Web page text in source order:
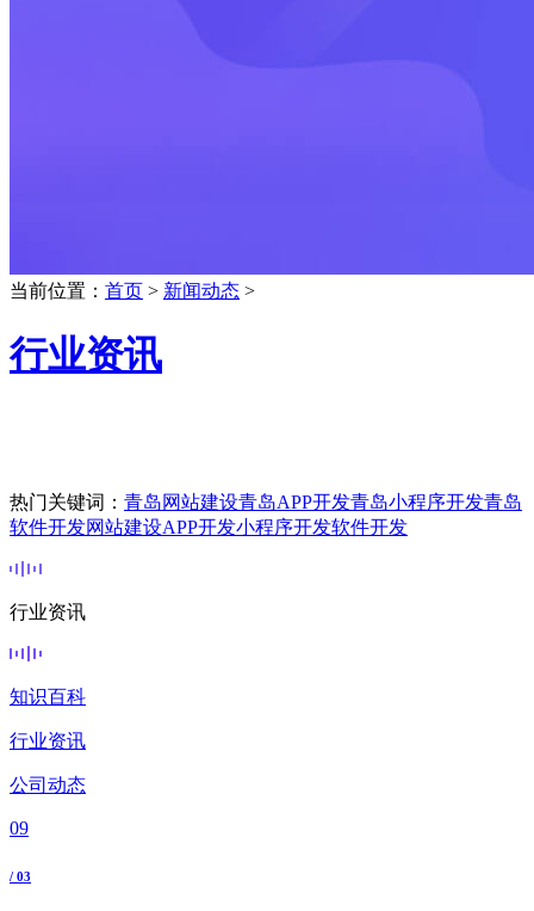
当前位置： 首页 > 新闻动态 >
行业资讯
热门关键词： 青岛网站建设青岛APP开发青岛小程序开发青岛
软件开发网站建设APP开发小程序开发软件开发
行业资讯
知识百科
行业资讯
公司动态
09
/ 03